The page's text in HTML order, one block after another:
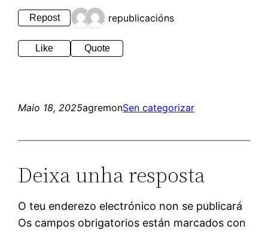
Repost 2 republicacións
Like Quote
Maio 18, 2025agremonSen categorizar
Deixa unha resposta
O teu enderezo electrónico non se publicará
Os campos obrigatorios están marcados con